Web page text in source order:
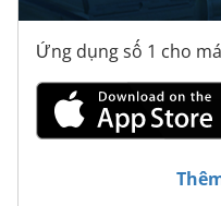
Ứng dụng số 1 cho